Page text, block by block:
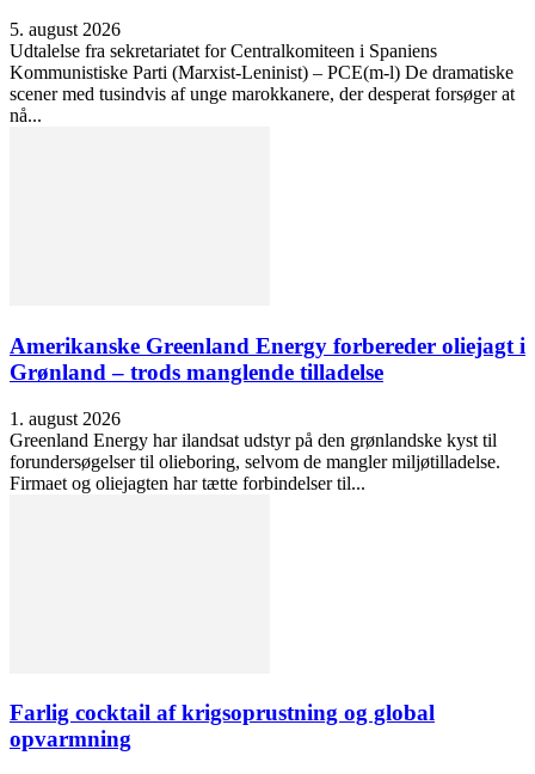
5. august 2026
Udtalelse fra sekretariatet for Centralkomiteen i Spaniens
Kommunistiske Parti (Marxist-Leninist) – PCE(m-l) De dramatiske
scener med tusindvis af unge marokkanere, der desperat forsøger at
nå...
Amerikanske Greenland Energy forbereder oliejagt i
Grønland – trods manglende tilladelse
1. august 2026
Greenland Energy har ilandsat udstyr på den grønlandske kyst til
forundersøgelser til olieboring, selvom de mangler miljøtilladelse.
Firmaet og oliejagten har tætte forbindelser til...
Farlig cocktail af krigsoprustning og global
opvarmning